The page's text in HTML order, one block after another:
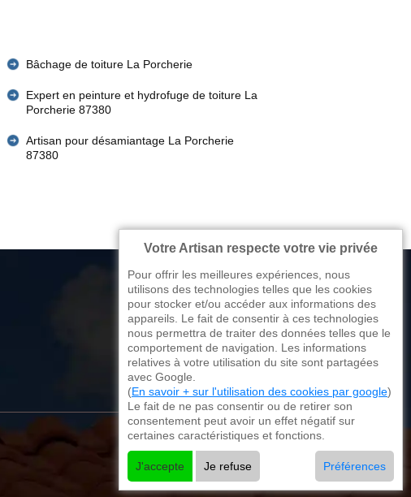
Bâchage de toiture La Porcherie
Expert en peinture et hydrofuge de toiture La
Porcherie 87380
Artisan pour désamiantage La Porcherie
87380
176 avenue de Limoges
87270 Couzeix
Votre Artisan respecte votre vie privée
Pour offrir les meilleures expériences, nous
utilisons des technologies telles que les cookies
pour stocker et/ou accéder aux informations des
appareils. Le fait de consentir à ces technologies
nous permettra de traiter des données telles que le
comportement de navigation. Les informations
relatives à votre utilisation du site sont partagées
avec Google.
(En savoir + sur l'utilisation des cookies par google)
Le fait de ne pas consentir ou de retirer son
consentement peut avoir un effet négatif sur
certaines caractéristiques et fonctions.
J'accepte Je refuse Préférences